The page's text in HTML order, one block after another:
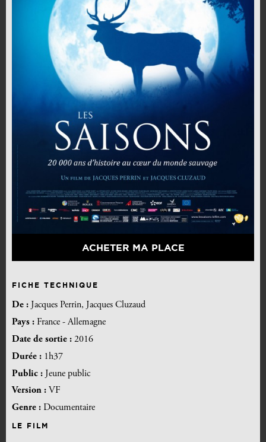
ACHETER MA PLACE
FICHE TECHNIQUE
De : Jacques Perrin, Jacques Cluzaud
Pays : France - Allemagne
Date de sortie : 2016
Durée : 1h37
Public : Jeune public
Version : VF
Genre : Documentaire
LE FILM